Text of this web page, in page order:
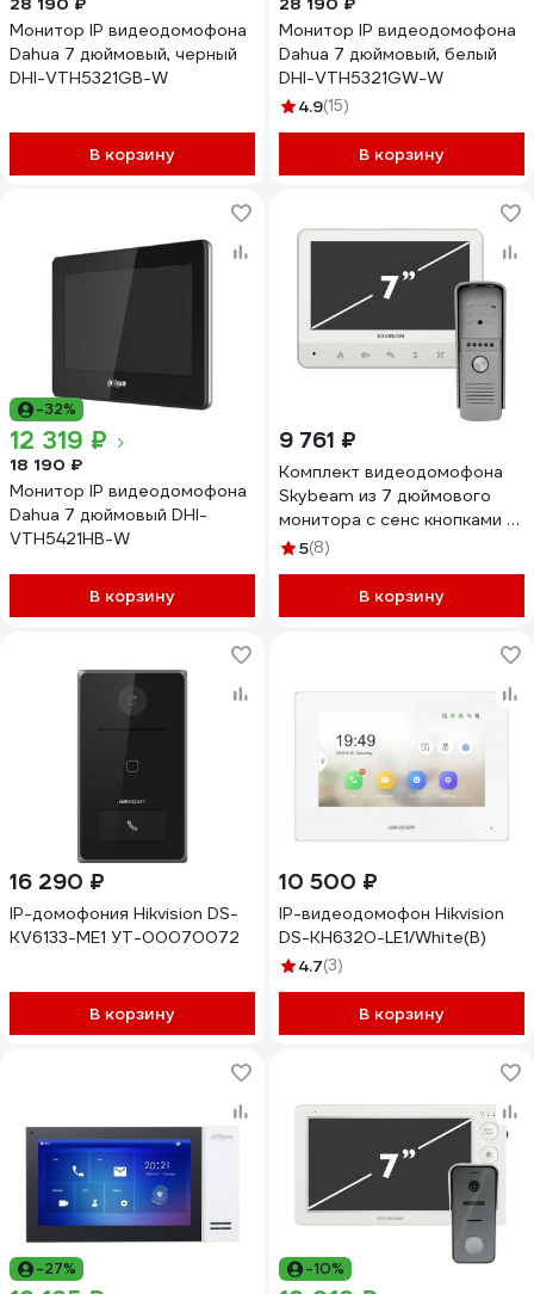
Монитор IP видеодомофона
Dahua 7 дюймовый, черный
DHI-VTH5321GB-W
В корзину
Монитор IP видеодомофона
Dahua 7 дюймовый, белый
DHI-VTH5321GW-W
4.9(15)
В корзину
-32%
12 319 ₽
18 190 ₽
Монитор IP видеодомофона
Dahua 7 дюймовый DHI-
VTH5421HB-W
В корзину
9 761 ₽
Комплект видеодомофона
Skybeam из 7 дюймового
монитора с сенс кнопками и
вызывной панели, белый RL-
5(8)
В корзину
16 290 ₽
IP-домофония Hikvision DS-
KV6133-ME1 УТ-00070072
В корзину
10 500 ₽
IP-видеодомофон Hikvision
DS-KH6320-LE1/White(B)
4.7(3)
В корзину
-27% -10%